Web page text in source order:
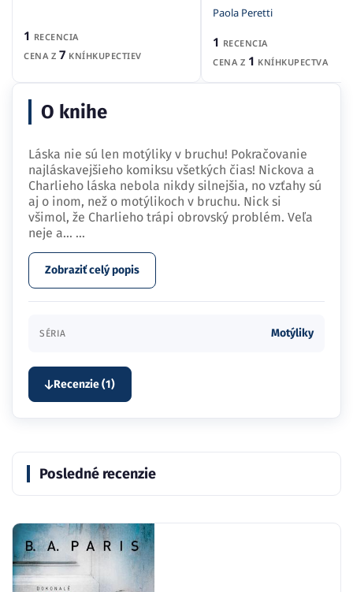
1 RECENCIA
CENA Z 7 KNÍHKUPECTIEV
Paola Peretti
1 RECENCIA
CENA Z 1 KNÍHKUPECTVA
O knihe
Láska nie sú len motýliky v bruchu! Pokračovanie
najláskavejšieho komiksu všetkých čias! Nickova a
Charlieho láska nebola nikdy silnejšia, no vzťahy sú
aj o inom, než o motýlikoch v bruchu. Nick si
všimol, že Charlieho trápi obrovský problém. Veľa
neje a… ...
Zobraziť celý popis
SÉRIA Motýliky
Recenzie (1)
Posledné recenzie